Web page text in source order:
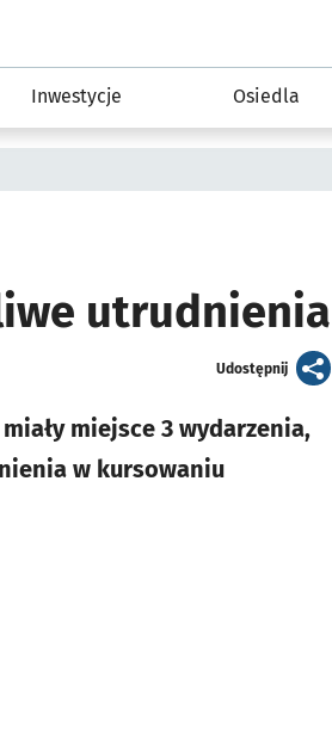
Dla mieszkańca
Inwestycje Osiedla
utrudnienia
Udostępnijartykuł
miejsce 3 wydarzenia,
w kursowaniu